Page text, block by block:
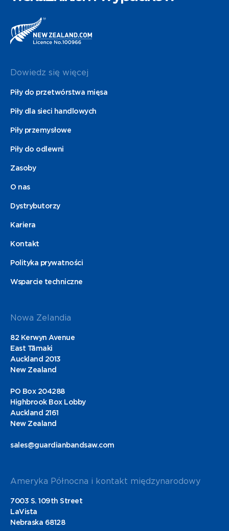
Dowiedz się więcej
Piły do przetwórstwa mięsa
Piły dla sieci handlowych
Piły przemysłowe
Piły do odlewni
Zasoby
O nas
Dystrybutorzy
Kariera
Kontakt
Polityka prywatności
Wsparcie techniczne
Nowa Zelandia
82 Kerwyn Avenue
East Tāmaki
Auckland 2013
New Zealand
PO Box 204288
Highbrook Box Lobby
Auckland 2161
New Zealand
sales@guardianbandsaw.com
Ameryka Północna i kontakt międzynarodowy
7003 S. 109th Street
LaVista
Nebraska 68128